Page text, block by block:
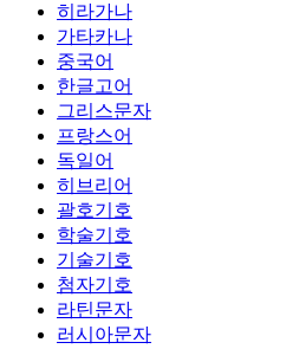
히라가나
가타카나
중국어
한글고어
그리스문자
프랑스어
독일어
히브리어
괄호기호
학술기호
기술기호
첨자기호
라틴문자
러시아문자